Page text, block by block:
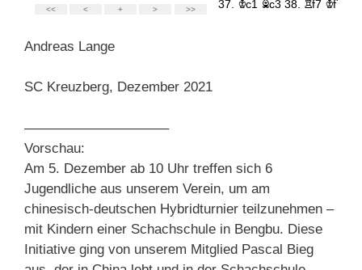
Andreas Lange
SC Kreuzberg, Dezember 2021
——————————–
Vorschau:
Am 5. Dezember ab 10 Uhr treffen sich 6
Jugendliche aus unserem Verein, um am
chinesisch-deutschen Hybridturnier teilzunehmen –
mit Kindern einer Schachschule in Bengbu. Diese
Initiative ging von unserem Mitglied Pascal Bieg